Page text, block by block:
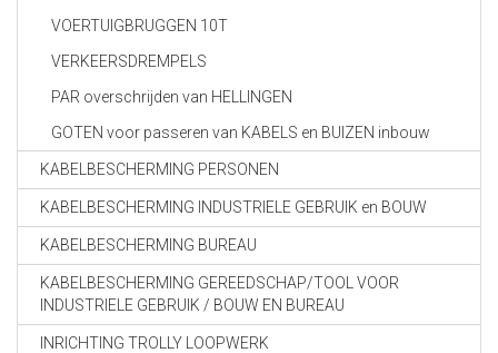
VOERTUIGBRUGGEN 10T
VERKEERSDREMPELS
PAR overschrijden van HELLINGEN
GOTEN voor passeren van KABELS en BUIZEN inbouw
KABELBESCHERMING PERSONEN
KABELBESCHERMING INDUSTRIELE GEBRUIK en BOUW
KABELBESCHERMING BUREAU
KABELBESCHERMING GEREEDSCHAP/TOOL VOOR
INDUSTRIELE GEBRUIK / BOUW EN BUREAU
INRICHTING TROLLY LOOPWERK